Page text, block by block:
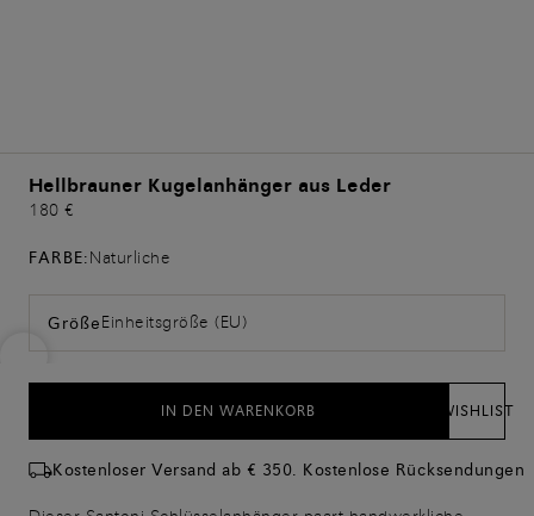
Hellbrauner Kugelanhänger aus Leder
180 €
FARBE:Naturliche
GrößeEinheitsgröße (EU)
IN DEN WARENKORB WISHLIST
Kostenloser Versand ab € 350. Kostenlose Rücksendungen